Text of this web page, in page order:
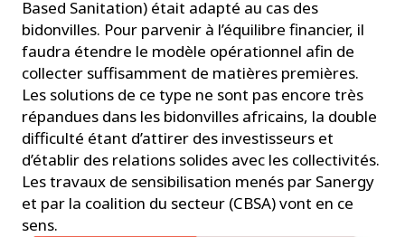
Based Sanitation) était adapté au cas des
bidonvilles. Pour parvenir à l’équilibre financier, il
faudra étendre le modèle opérationnel afin de
collecter suffisamment de matières premières.
Les solutions de ce type ne sont pas encore très
répandues dans les bidonvilles africains, la double
difficulté étant d’attirer des investisseurs et
d’établir des relations solides avec les collectivités.
Les travaux de sensibilisation menés par Sanergy
et par la coalition du secteur (CBSA) vont en ce
sens.